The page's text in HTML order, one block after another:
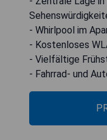
- Whirlpool im
- Kostenloses
- Vielfältige
- Fahrrad- und